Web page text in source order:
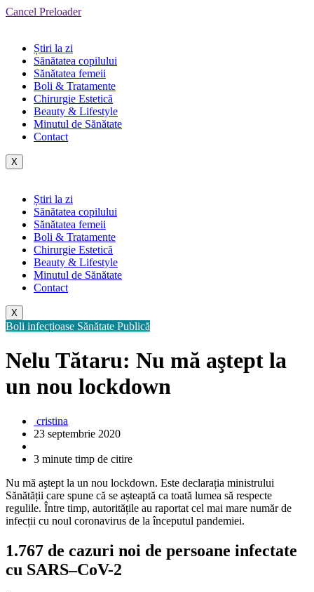
Cancel Preloader
Știri la zi
Sănătatea copilului
Sănătatea femeii
Boli & Tratamente
Chirurgie Estetică
Beauty & Lifestyle
Minutul de Sănătate
Contact
X
Știri la zi
Sănătatea copilului
Sănătatea femeii
Boli & Tratamente
Chirurgie Estetică
Beauty & Lifestyle
Minutul de Sănătate
Contact
X
Boli infecțioase Sănătate Publică
Nelu Tătaru: Nu mă aştept la
un nou lockdown
cristina
23 septembrie 2020
3 minute timp de citire
Nu mă aştept la un nou lockdown. Este declarația ministrului
Sănătății care spune că se așteaptă ca toată lumea să respecte
regulile. Între timp, autoritățile au raportat cel mai mare număr de
infecții cu noul coronavirus de la începutul pandemiei.
1.767 de cazuri noi de persoane infectate
cu SARS–CoV-2